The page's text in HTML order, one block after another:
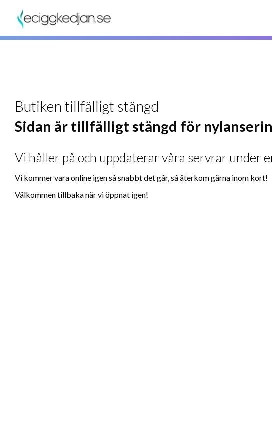
Butiken tillfälligt stängd
Sidan är tillfälligt stängd för
Vi håller på och uppdaterar våra servrar under
Vi kommer vara online igen så snabbt det går, så återkom gärna inom kort!
Välkommen tillbaka när vi öppnat igen!